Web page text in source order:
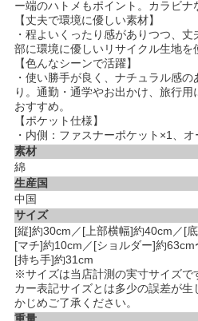
ー端のハトメもポイント。カラビナ
【丈夫で環境に優しい素材】
・程よいくったり感がありつつ、
部に環境に優しいリサイクル生地を
【色んなシーンで活躍】
・使い勝手が良く、ナチュラル感
り。通勤・通学やお出かけ、旅行
おすすめ。
【ポケット仕様】
・内側：ファスナーポケット×1、
素材
綿
生産国
中国
サイズ
[縦]約30cm／[上部横幅]約40cm／[
[マチ]約10cm／[ショルダー]約63cm
[持ち手]約31cm
※サイズは当店計測の実寸サイズで
カー表記サイズとは多少の誤差が
かじめご了承ください。